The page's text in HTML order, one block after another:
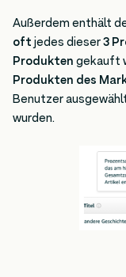
Außerdem enthält
oftjedes dieser3
Produktengekauft
Produkten des
Benutzer
wurden.